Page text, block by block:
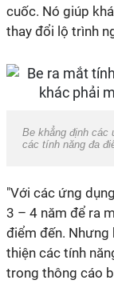
cuốc. Nó giúp
thay đổi lộ trình
Be khẳng định các
các tính năng đa
"Với các ứng
3 – 4 năm để ra
điểm đến. Nhưng
thiện các tính
trong thông cáo